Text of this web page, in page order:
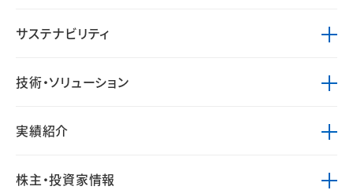
サステナビリティ
技術・ソリューション
実績紹介
株主・投資家情報